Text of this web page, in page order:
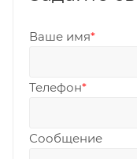
Ваше имя*
Телефон*
Сообщение